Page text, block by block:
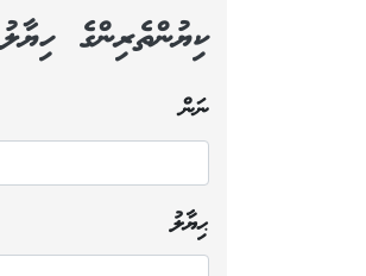
ކިޔުންތެރިންގެ ހިޔާލު
ނަން
ޙިޔާލު